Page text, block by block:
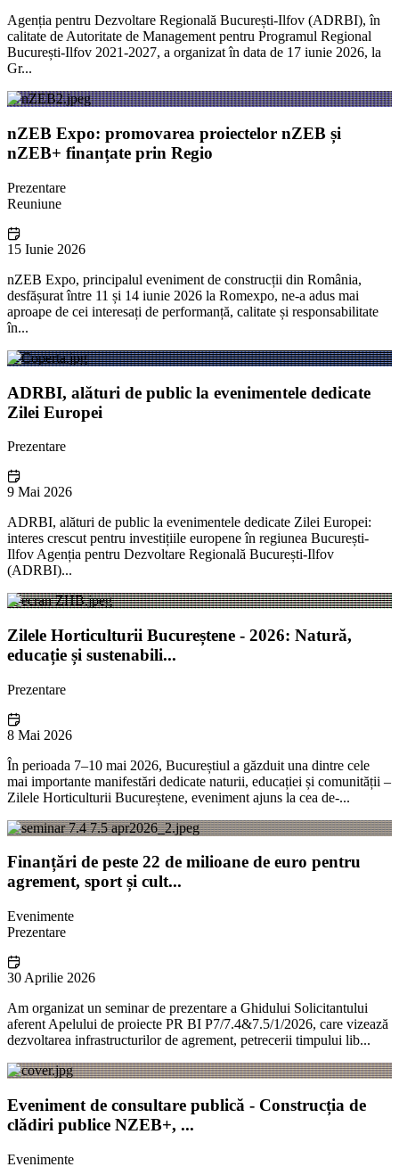
Agenția pentru Dezvoltare Regională București-Ilfov (ADRBI), în
calitate de Autoritate de Management pentru Programul Regional
București-Ilfov 2021-2027, a organizat în data de 17 iunie 2026, la
Gr...
nZEB Expo: promovarea proiectelor nZEB și
nZEB+ finanțate prin Regio
Prezentare
Reuniune
15 Iunie 2026
nZEB Expo, principalul eveniment de construcții din România,
desfășurat între 11 și 14 iunie 2026 la Romexpo, ne-a adus mai
aproape de cei interesați de performanță, calitate și responsabilitate
în...
ADRBI, alături de public la evenimentele dedicate
Zilei Europei
Prezentare
9 Mai 2026
ADRBI, alături de public la evenimentele dedicate Zilei Europei:
interes crescut pentru investițiile europene în regiunea București-
Ilfov Agenția pentru Dezvoltare Regională București-Ilfov
(ADRBI)...
Zilele Horticulturii Bucureștene - 2026: Natură,
educație și sustenabili...
Prezentare
8 Mai 2026
În perioada 7–10 mai 2026, Bucureștiul a găzduit una dintre cele
mai importante manifestări dedicate naturii, educației și comunității –
Zilele Horticulturii Bucureștene, eveniment ajuns la cea de-...
Finanțări de peste 22 de milioane de euro pentru
agrement, sport și cult...
Evenimente
Prezentare
30 Aprilie 2026
Am organizat un seminar de prezentare a Ghidului Solicitantului
aferent Apelului de proiecte PR BI P7/7.4&7.5/1/2026, care vizează
dezvoltarea infrastructurilor de agrement, petrecerii timpului lib...
Eveniment de consultare publică - Construcția de
clădiri publice NZEB+, ...
Evenimente